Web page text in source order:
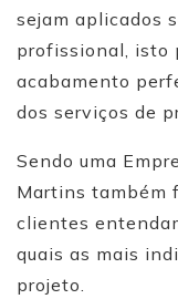
sejam aplicados
profissional, isto
acabamento
dos serviços de
Sendo uma
Martins também
clientes
quais as mais
projeto.